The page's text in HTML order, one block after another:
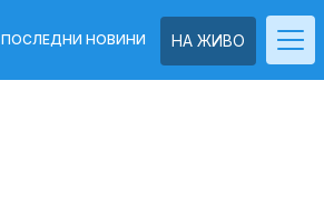
НА ЖИВО
ПОСЛЕДНИ НОВИНИ